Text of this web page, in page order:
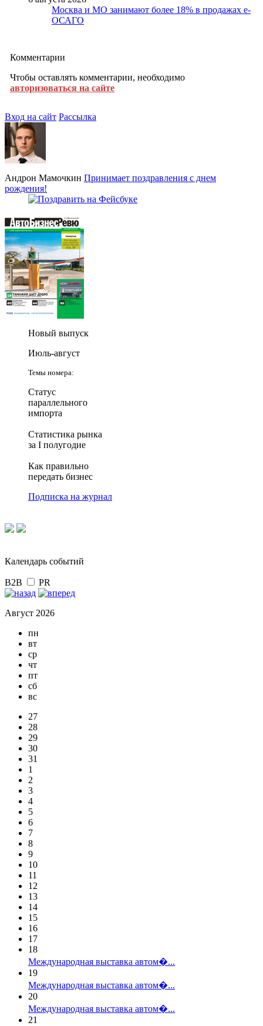
Москва и МО занимают более 18% в продажах е-
ОСАГО
Комментарии
Чтобы оставлять комментарии, необходимо
авторизоваться на сайте
Вход на сайт Рассылка
Андрон Мамочкин Принимает поздравления с днем
рождения!
Новый выпуск
Июль-август
Темы номера:
Статус
параллельного
импорта
Статистика рынка
за I полугодие
Как правильно
передать бизнес
Подписка на журнал
Календарь событий
B2B PR
Август 2026
пн
вт
ср
чт
пт
сб
вс
27
28
29
30
31
1
2
3
4
5
6
7
8
9
10
11
12
13
14
15
16
17
18
Международная выставка автом�...
19
Международная выставка автом�...
20
Международная выставка автом�...
21